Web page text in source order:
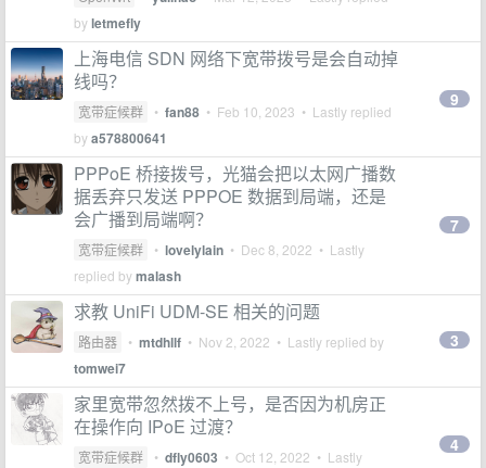
byletmefly
上海电信 SDN 网络下宽带拨号是会自动掉
线吗？
宽带症候群 • fan88 • Feb 10, 2023 • Lastly replied
bya578800641
9
PPPoE 桥接拨号，光猫会把以太网广播数
据丢弃只发送 PPPOE 数据到局端，还是
会广播到局端啊？
宽带症候群 • lovelylain • Dec 8, 2022 • Lastly
replied bymalash
7
求教 UniFi UDM-SE 相关的问题
路由器 • mtdhllf • Nov 2, 2022 • Lastly replied by
tomwei7
3
家里宽带忽然拨不上号，是否因为机房正
在操作向 IPoE 过渡？
宽带症候群 • dfly0603 • Oct 12, 2022 • Lastly
4